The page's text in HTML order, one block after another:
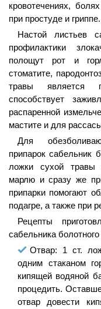
кровотечениях,
при простуде и гриппе.
Настой листьев
профилактики
полощут рот и
стоматите,
травы является
способствует
распаренной
мастите и для
Для
припарок сабельник
ложки сухой травы
марлю и сразу же
припарки помогают
подагре, а также при
Рецепты
сабельника болотного
Отвар: 1 ст.
одним стаканом
кипящей водяной
процедить.
отвар довести